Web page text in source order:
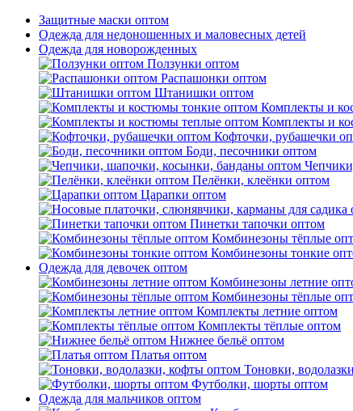
Защитные маски оптом
Одежда для недоношенных и маловесных детей
Одежда для новорожденных
Ползунки оптом
Распашонки оптом
Штанишки оптом
Комплекты и
Комплекты и
Кофточки, рубашечки
Боди, песочники оптом
Пелёнки, клеёнки оптом
Царапки оптом
Пинетки тапочки оптом
Комбинезоны тёплые
Комбинезоны тонкие
Одежда для девочек оптом
Комбинезоны летние
Комбинезоны тёплые
Комплекты летние оптом
Комплекты тёплые оптом
Нижнее бельё оптом
Платья оптом
Тоновки,
Футболки, шорты оптом
Одежда для мальчиков оптом